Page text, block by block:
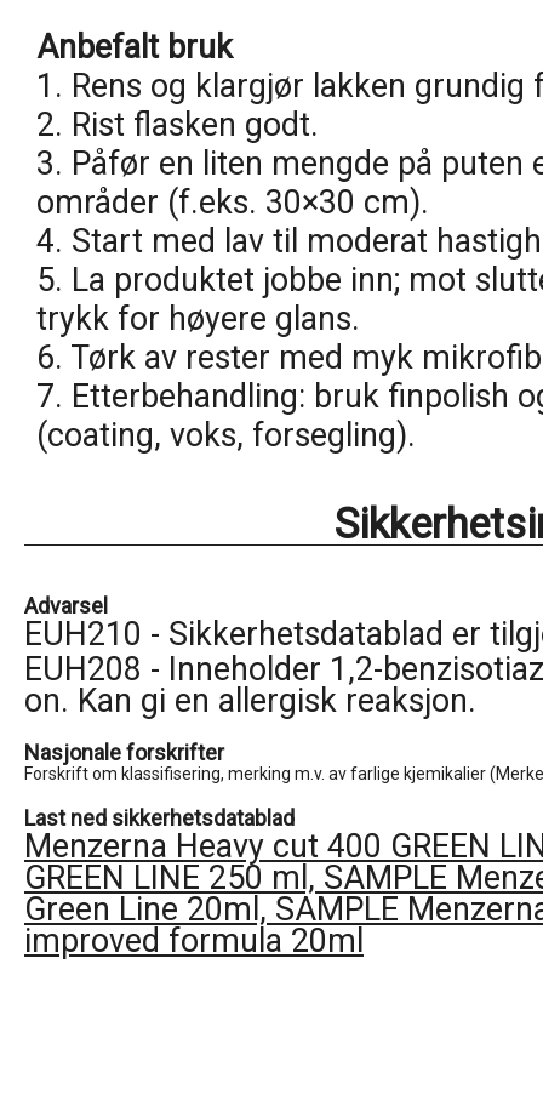
Anbefalt bruk
1. Rens og klargjør lakken grundig
2. Rist flasken godt.
3. Påfør en liten mengde på puten
områder (f.eks. 30×30 cm).
4. Start med lav til moderat
5. La produktet jobbe inn; mot
trykk for høyere glans.
6. Tørk av rester med myk
7. Etterbehandling: bruk finpolish
(coating, voks, forsegling).
Advarsel
EUH210 - Sikkerhetsdatablad er
EUH208 - Inneholder 1,2-
on. Kan gi en allergisk reaksjon.
Nasjonale forskrifter
Forskrift om klassifisering, merking m.v. av farlige kjemikalier
Last ned sikkerhetsdatablad
Menzerna Heavy cut 400 GREEN
GREEN LINE 250 ml, SAMPLE
Green Line 20ml, SAMPLE
improved formula 20ml